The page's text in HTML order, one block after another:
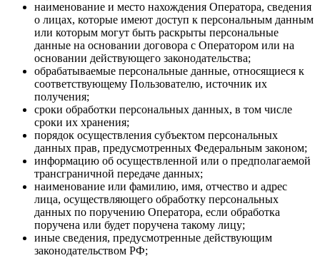
наименование и место нахождения Оператора, сведения
о лицах, которые имеют доступ к персональным данным
или которым могут быть раскрыты персональные
данные на основании договора с Оператором или на
основании действующего законодательства;
обрабатываемые персональные данные, относящиеся к
соответствующему Пользователю, источник их
получения;
сроки обработки персональных данных, в том числе
сроки их хранения;
порядок осуществления субъектом персональных
данных прав, предусмотренных Федеральным законом;
информацию об осуществленной или о предполагаемой
трансграничной передаче данных;
наименование или фамилию, имя, отчество и адрес
лица, осуществляющего обработку персональных
данных по поручению Оператора, если обработка
поручена или будет поручена такому лицу;
иные сведения, предусмотренные действующим
законодательством РФ;